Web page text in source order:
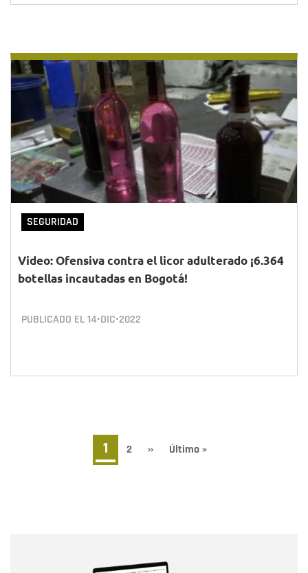
SEGURIDAD
Video: Ofensiva contra el licor adulterado ¡6.364
botellas incautadas en Bogotá!
PUBLICADO EL14•DIC•2022
Página
actual
1 Page
2
Siguiente
››
Última
Último »